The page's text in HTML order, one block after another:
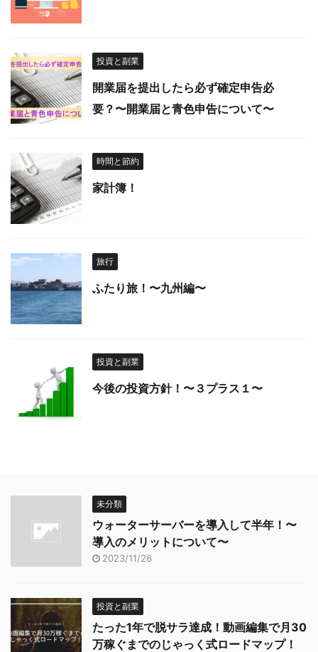
投資と副業
開業届を提出したら必ず確定申告必
要？〜開業届と青色申告について〜
時間と節約
家計簿！
旅行
ふたり旅！〜九州編〜
投資と副業
今後の投資方針！〜３プラス１〜
未分類
ウォーターサーバーを導入して半年！〜
導入のメリットについて〜
2023/11/26
投資と副業
たった1年で脱サラ達成！動画編集で月30
万稼ぐまでのじゃっく式ロードマップ！